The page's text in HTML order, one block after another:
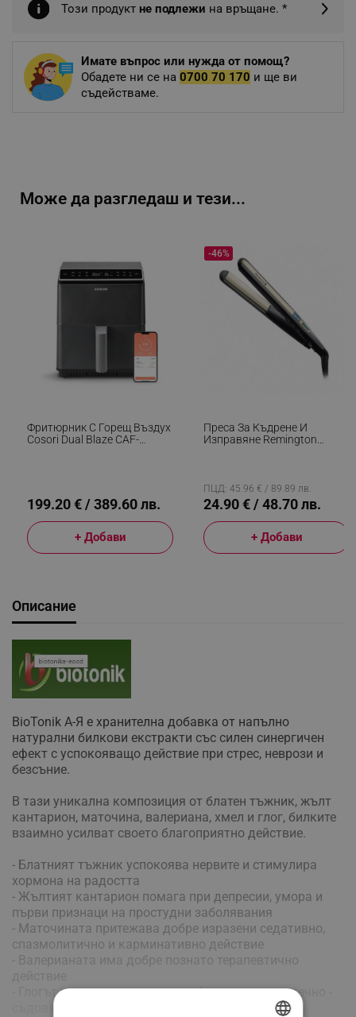
Този продукт не подлежи на връщане. *
Имате въпрос или нужда от помощ?
Обадете ни се на 0700 70 170 и ще ви
съдействаме.
Може да разгледаш и тези...
Фритюрник С Горещ Въздух
Cosori Dual Blaze CAF-
199.20 € / 389.60 лв.
+ Добави
Преса За Къдрене И
Изправяне Remington
Златист/черен
-46%
ПЦД: 45.96 € / 89.89 лв.
24.90 € / 48.70 лв.
+ Добави
Описание
BioTonik А-Я е хранителна добавка от напълно
натурални билкови екстракти със силен синергичен
ефект с успокояващо действие при стрес, неврози и
безсъние.
В тази уникална композиция от блатен тъжник, жълт
кантарион, маточина, валериана, хмел и глог, билките
взаимно усилват своето благоприятно действие.
- Блатният тъжник успокоява нервите и стимулира
хормона на радостта
- Жълтият кантарион помага при депресии, умора и
първи признаци на простудни заболявания
- Маточината притежава добре изразени седативно,
спазмолитично и карминативно действие
- Валерианата има добре познато терапевтично
- Глогът подкрепя нормалната функция на сърдечно -